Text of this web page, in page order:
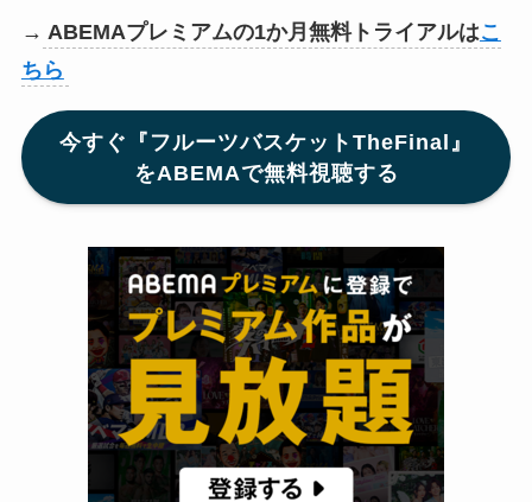
→ ABEMAプレミアムの1か月無料トライアルはこ
ちら
今すぐ『フルーツバスケットTheFinal』
をABEMAで無料視聴する